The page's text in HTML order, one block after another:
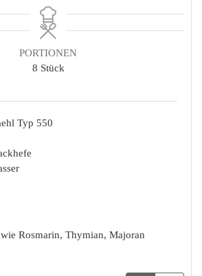
PORTIONEN
8 Stück
Typ 550
Rosmarin, Thymian, Majoran